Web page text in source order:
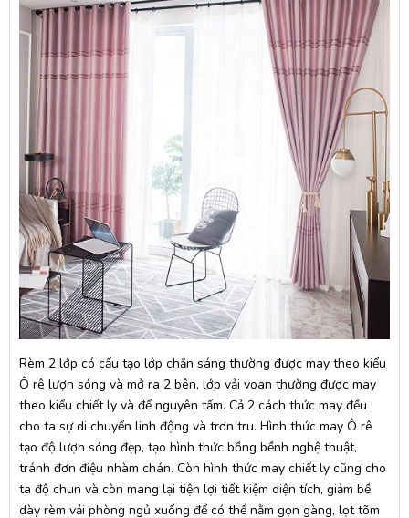
Rèm 2 lớp có cấu tạo lớp chắn sáng thường được may theo kiểu
Ô rê lượn sóng và mở ra 2 bên, lớp vải voan thường được may
theo kiểu chiết ly và để nguyên tấm. Cả 2 cách thức may đều
cho ta sự di chuyển linh động và trơn tru. Hình thức may Ô rê
tạo độ lượn sóng đẹp, tạo hình thức bồng bềnh nghệ thuật,
tránh đơn điệu nhàm chán. Còn hình thức may chiết ly cũng cho
ta độ chun và còn mang lại tiện lợi tiết kiệm diện tích, giảm bề
dày rèm vải phòng ngủ xuống để có thể nằm gọn gàng, lọt tõm